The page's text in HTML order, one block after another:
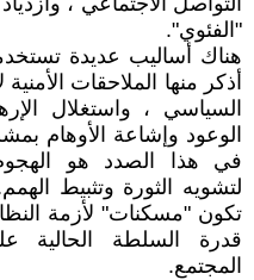
"الفئوي".
هناك أساليب عديدة
أذكر منها الملاحقات
السياسي ، واستغلال
الوعود وإشاعة الأوهام
في هذا الصدد هو
لتشويه الثورة وتثبيط
تكون "مسكنات" لأزمة
قدرة السلطة الحالية
المجتمع.